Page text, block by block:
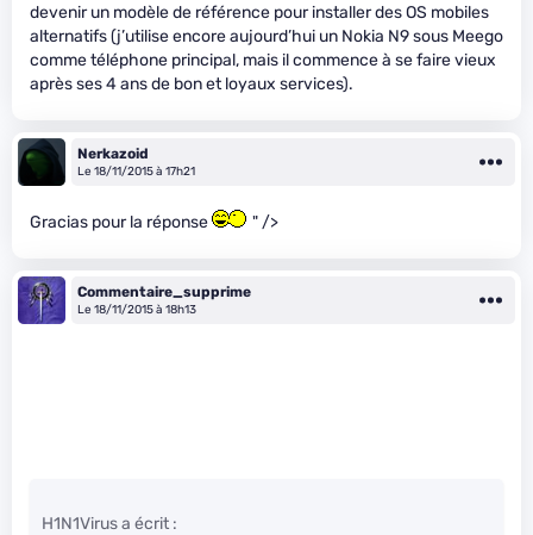
devenir un modèle de référence pour installer des OS mobiles
alternatifs (j’utilise encore aujourd’hui un Nokia N9 sous Meego
comme téléphone principal, mais il commence à se faire vieux
après ses 4 ans de bon et loyaux services).
Nerkazoid
Le 18/11/2015 à 17h21
Gracias pour la réponse " />
Commentaire_supprime
Le 18/11/2015 à 18h13
H1N1Virus a écrit :